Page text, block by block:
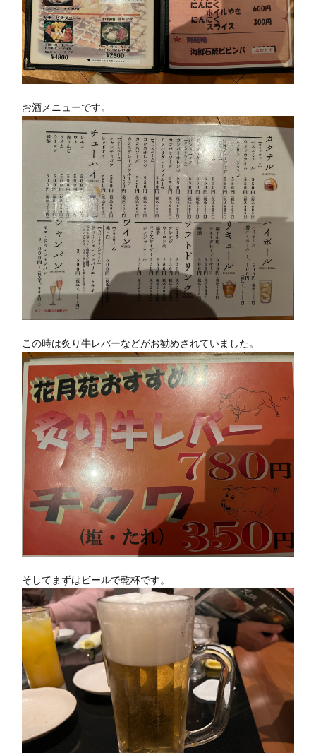
お酒メニューです。
この時は炙り牛レバーなどがお勧めされていました。
そしてまずはビールで乾杯です。